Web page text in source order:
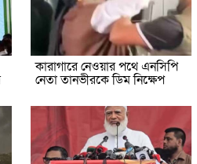
কারাগারে নেওয়ার পথে এনসিপি
নেতা তানভীরকে ডিম নিক্ষেপ